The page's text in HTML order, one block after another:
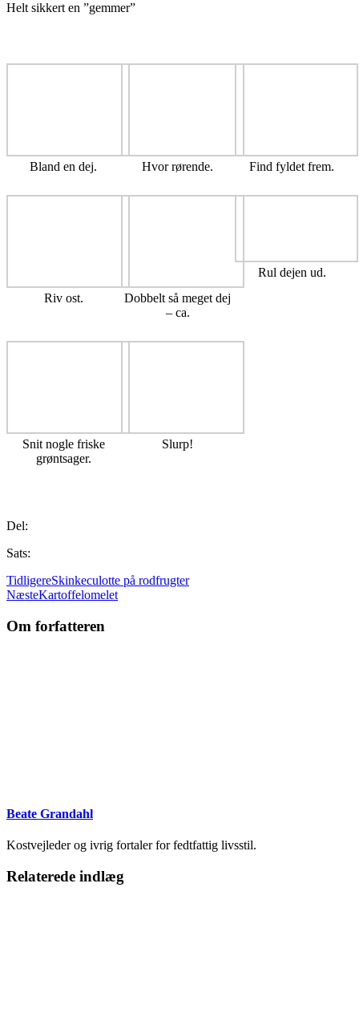
Helt sikkert en ”gemmer”
Bland en dej. Hvor rørende. Find fyldet frem.
Riv ost.
Dobbelt så meget dej
– ca.
Rul dejen ud.
Snit nogle friske
grøntsager.
Slurp!
Del:
Sats:
TidligereSkinkeculotte på rodfrugter
NæsteKartoffelomelet
Om forfatteren
Beate Grandahl
Kostvejleder og ivrig fortaler for fedtfattig livsstil.
Relaterede indlæg